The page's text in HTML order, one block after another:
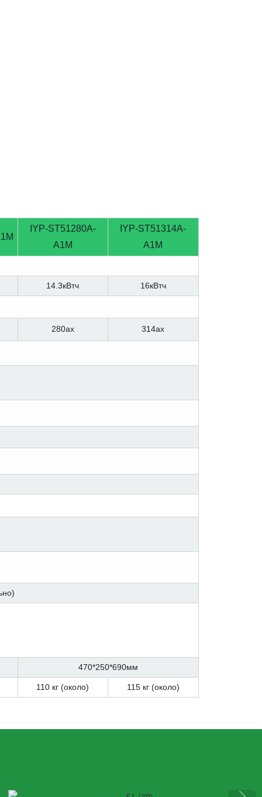
IYP-ST51280A-
A1M
IYP-ST51314A-
A1M
14.3кВтч 16кВтч
280ах 314ах
470*250*690мм
110 кг (около) 115 кг (около)